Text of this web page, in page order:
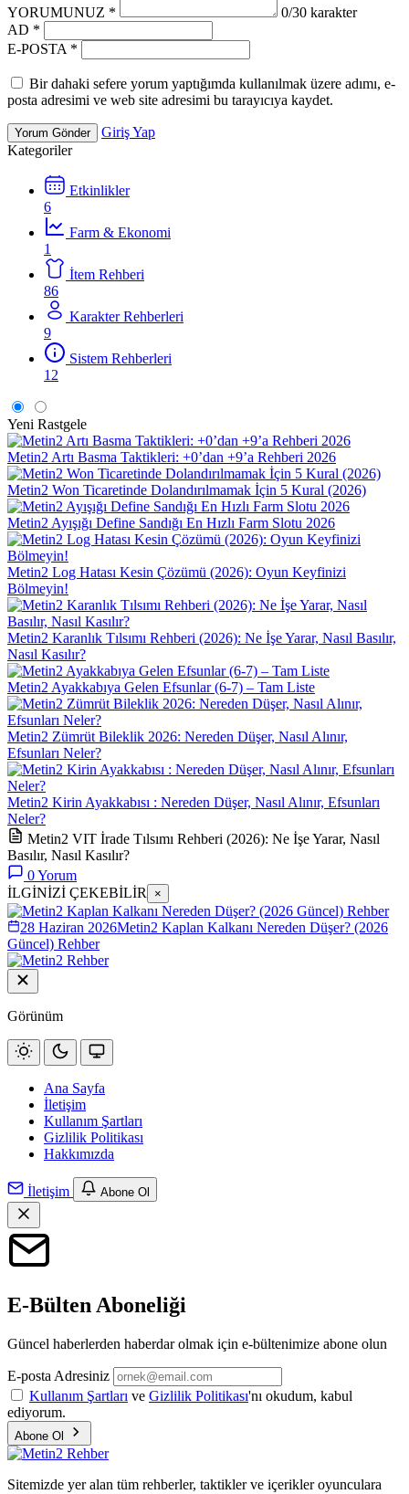
YORUMUNUZ * 0/30 karakter
AD *
E-POSTA *
Bir dahaki sefere yorum yaptığımda kullanılmak üzere adımı, e-
posta adresimi ve web site adresimi bu tarayıcıya kaydet.
Yorum Gönder
Giriş Yap
Kategoriler
Etkinlikler
6
Farm & Ekonomi
1
İtem Rehberi
86
Karakter Rehberleri
9
Sistem Rehberleri
12
Yeni Rastgele
Metin2 Artı Basma Taktikleri: +0’dan +9’a Rehberi 2026
Metin2 Won Ticaretinde Dolandırılmamak İçin 5 Kural (2026)
Metin2 Ayışığı Define Sandığı En Hızlı Farm Slotu 2026
Metin2 Log Hatası Kesin Çözümü (2026): Oyun Keyfinizi
Bölmeyin!
Metin2 Karanlık Tılsımı Rehberi (2026): Ne İşe Yarar, Nasıl Basılır,
Nasıl Kasılır?
Metin2 Ayakkabıya Gelen Efsunlar (6-7) – Tam Liste
Metin2 Zümrüt Bileklik 2026: Nereden Düşer, Nasıl Alınır,
Efsunları Neler?
Metin2 Kirin Ayakkabısı : Nereden Düşer, Nasıl Alınır, Efsunları
Neler?
Metin2 VIT İrade Tılsımı Rehberi (2026): Ne İşe Yarar, Nasıl
Basılır, Nasıl Kasılır?
0Yorum
İLGİNİZİ ÇEKEBİLİR
×
28 Haziran 2026Metin2 Kaplan Kalkanı Nereden Düşer? (2026
Güncel) Rehber
Görünüm
Ana Sayfa
İletişim
Kullanım Şartları
Gizlilik Politikası
Hakkımızda
İletişim Abone Ol
E-Bülten Aboneliği
Güncel haberlerden haberdar olmak için e-bültenimize abone olun
E-posta Adresiniz
Kullanım Şartları ve Gizlilik Politikası'nı okudum, kabul
ediyorum.
Abone Ol
Sitemizde yer alan tüm rehberler, taktikler ve içerikler oyunculara